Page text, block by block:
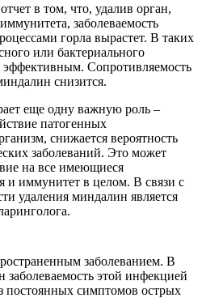
в том, что, удалив орган,
заболеваемость
горла вырастет. В таких
или бактериального
эффективным. Сопротивляемость
снизится.
еще одну важную роль –
патогенных
снижается вероятность
заболеваний. Это может
на все имеющиеся
и иммунитет в целом. В связи с
удаления миндалин является
заболеванием. В
заболеваемость этой инфекцией
постоянных симптомов острых